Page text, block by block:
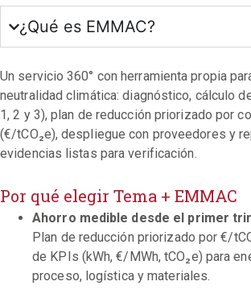
¿Qué es EMMAC?
Un servicio 360° con herramienta propia
neutralidad climática: diagnóstico, cálculo
1, 2 y 3), plan de reducción priorizado por
(€/tCO₂e), despliegue con proveedores y
evidencias listas para verificación.
Por qué elegir Tema + EMMAC
Ahorro medible desde el primer
Plan de reducción priorizado por €/
de KPIs (kWh, €/MWh, tCO₂e) para
proceso, logística y materiales.